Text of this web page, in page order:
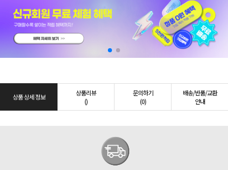
상품 상세 정보
상품리뷰
()
문의하기
(0)
배송/반품/교환
안내